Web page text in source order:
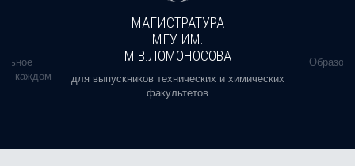
в каждом
МАГИСТРАТУРА
МГУ ИМ.
М.В.ЛОМОНОСОВА
для выпускников технических и химических
факультетов